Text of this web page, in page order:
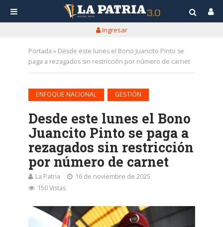
Ingresar
Portada » Desde este lunes el Bono Juancito Pinto se
paga a rezagados sin restricción por número de carnet
ENFOQUE NACIONAL GESTIÓN
Desde este lunes el Bono
Juancito Pinto se paga a
rezagados sin restricción
por número de carnet
La Patria
16 de noviembre de 2025
150 Vistas